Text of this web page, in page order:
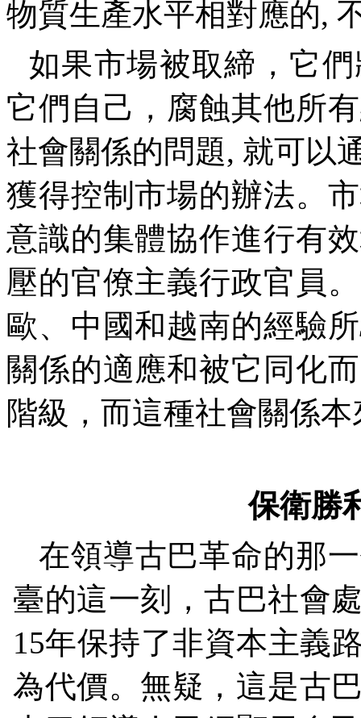
物質生產水平相對應的,
如果市場被取締，它
它們自己，腐蝕其他所
社會關係的問題, 就可以
獲得控制市場的辦法。
意識的集體協作進行有
壓的官僚主義行政官員
歐、中國和越南的經驗
關係的適應和被它同化
階級，而這種社會關係
保衛勝
在領導古巴革命的那
臺的這一刻，古巴社會
15年保持了非資本主義
為代價。無疑，這是古